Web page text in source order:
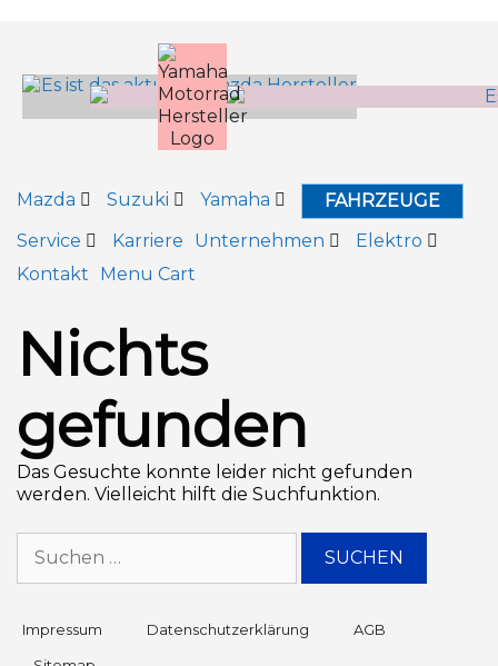
Mazda Suzuki Yamaha
FAHRZEUGE
Service
Karriere Unternehmen
Elektro
Kontakt
Menu Cart
Nichts
gefunden
Das Gesuchte konnte leider nicht gefunden
werden. Vielleicht hilft die Suchfunktion.
Impressum Datenschutz­erklärung
AGB